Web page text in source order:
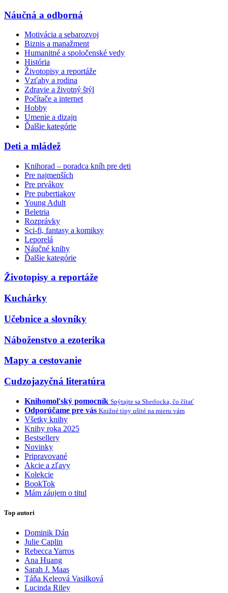
Náučná a odborná
Motivácia a sebarozvoj
Biznis a manažment
Humanitné a spoločenské vedy
História
Životopisy a reportáže
Vzťahy a rodina
Zdravie a životný štýl
Počítače a internet
Hobby
Umenie a dizajn
Ďalšie kategórie
Deti a mládež
Knihorad – poradca kníh pre deti
Pre najmenších
Pre prvákov
Pre pubertiakov
Young Adult
Beletria
Rozprávky
Sci-fi, fantasy a komiksy
Leporelá
Náučné knihy
Ďalšie kategórie
Životopisy a reportáže
Kuchárky
Učebnice a slovníky
Náboženstvo a ezoterika
Mapy a cestovanie
Cudzojazyčná literatúra
Knihomoľský pomocník Spýtajte sa Sherlocka, čo čítať
Odporúčame pre vás Knižné tipy ušité na mieru vám
Všetky knihy
Knihy roka 2025
Bestsellery
Novinky
Pripravované
Akcie a zľavy
Kolekcie
BookTok
Mám záujem o titul
Top autori
Dominik Dán
Julie Caplin
Rebecca Yarros
Ana Huang
Sarah J. Maas
Táňa Keleová Vasilková
Lucinda Riley